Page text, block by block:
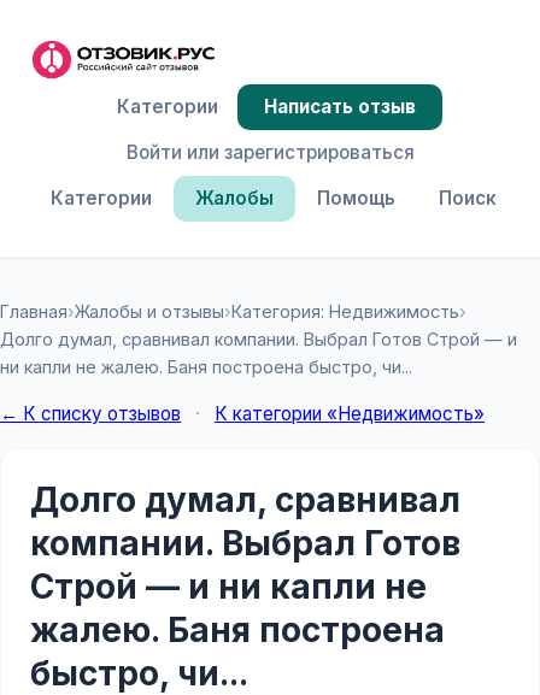
Категории Жалобы Помощь Поиск
Категории
Написать отзыв
Войти или зарегистрироваться
Главная›Жалобы и отзывы›Категория: Недвижимость›
Долго думал, сравнивал компании. Выбрал Готов Строй — и
ни капли не жалею. Баня построена быстро, чи...
← К списку отзывов · К категории «Недвижимость»
Долго думал, сравнивал
компании. Выбрал Готов
Строй — и ни капли не
жалею. Баня построена
быстро, чи...